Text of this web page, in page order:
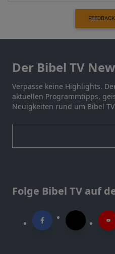
Der Bibel TV
Verpasse keine Highlights.
aktuellen Programmtipps,
Neuigkeiten rund um Bibel
Folge Bibel TV auf